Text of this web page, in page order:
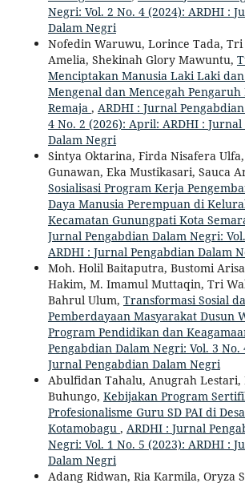
Negri: Vol. 2 No. 4 (2024): ARDHI :
Dalam Negri
Nofedin Waruwu, Lorince Tada, Tri
Amelia, Shekinah Glory Mawuntu,
Menciptakan Manusia Laki Laki
Mengenal dan Mencegah Pengaruh
Remaja , ARDHI : Jurnal
4 No. 2 (2026): April: ARDHI :
Dalam Negri
Sintya Oktarina, Firda Nisafera
Gunawan, Eka Mustikasari, Sauca
Sosialisasi Program Kerja
Daya Manusia Perempuan di
Kecamatan Gunungpati Kota
Jurnal Pengabdian Dalam Negri:
ARDHI : Jurnal Pengabdian Dalam
Moh. Holil Baitaputra, Bustomi
Hakim, M. Imamul Muttaqin, Tri
Bahrul Ulum, Transformasi Sosial
Pemberdayaan Masyarakat Dusun
Program Pendidikan dan
Pengabdian Dalam Negri: Vol. 3 No.
Jurnal Pengabdian Dalam Negri
Abulfidan Tahalu, Anugrah
Buhungo, Kebijakan Program
Profesionalisme Guru SD PAI di
Kotamobagu , ARDHI : Jurnal
Negri: Vol. 1 No. 5 (2023): ARDHI :
Dalam Negri
Adang Ridwan, Ria Karmila, Oryza